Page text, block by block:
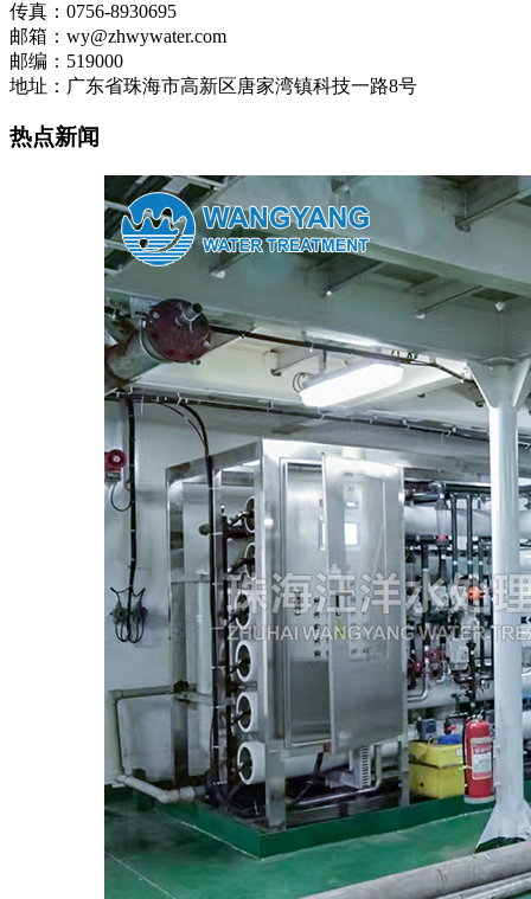
传真：0756-8930695
邮箱：wy@zhwywater.com
邮编：519000
地址：广东省珠海市高新区唐家湾镇科技一路8号
热点新闻